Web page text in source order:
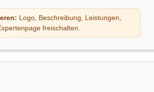
Logo, Beschreibung, Leistungen,
freischalten.